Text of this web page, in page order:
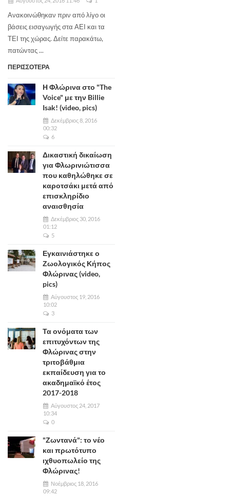
Ανακοινώθηκαν πριν από λίγο οι
βάσεις εισαγωγής στα ΑΕΙ και τα
ΤΕΙ της χώρας. Δείτε παρακάτω,
πατώντας ...
ΠΕΡΙΣΣΟΤΕΡΑ
Η Φλώρινα στο "The
Voice" με την Billie
Isak! (video, pics)
Δεκέμβριος 8, 2016
00:32
6
Δικαστική δικαίωση
για Φλωρινιώτισσα
που καθηλώθηκε σε
καροτσάκι μετά από
επισκληρίδιο
αναισθησία
Δεκέμβριος 30, 2016
01:12
5
Εγκαινιάστηκε ο
Ζωολογικός Κήπος
Φλώρινας (video,
pics)
Αύγουστος 19, 2016
10:02
3
Τα ονόματα των
επιτυχόντων της
Φλώρινας στην
τριτοβάθμια
εκπαίδευση για το
ακαδημαϊκό έτος
2017-2018
Αύγουστος 24, 2017
10:34
0
"Ζωντανά": το νέο
και πρωτότυπο
ιχθυοπωλείο της
Φλώρινας!
Νοέμβριος 18, 2016
09:42